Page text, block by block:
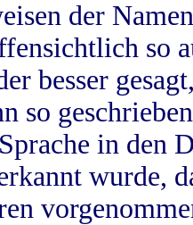
der
so
besser
so
in
wurde,